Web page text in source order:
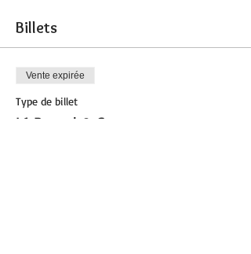
Billets
Vente expirée
Type de billet
L1 Pound & Core